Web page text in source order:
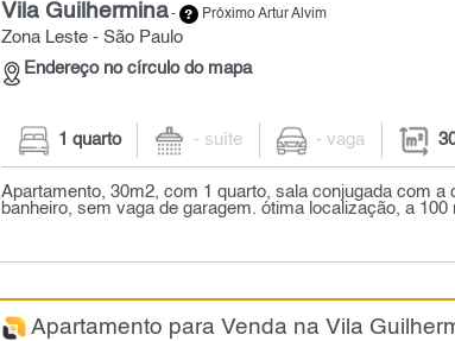
Vila Guilhermina- Próximo Artur Alvim
Zona Leste - São Paulo
Endereço no círculo do mapa
1 quarto - suíte - vaga
Apartamento, 30m2, com 1 quarto, sala conjugada com a
banheiro, sem vaga de garagem. ótima localização, a 100
Apartamento para Venda na Vila